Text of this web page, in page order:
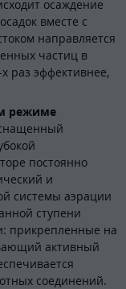
осаждение
вместе с
направляется
частиц в
раз эффективнее,
режиме
постоянно
и
системы аэрации
ступени
прикрепленные на
активный
соединений.